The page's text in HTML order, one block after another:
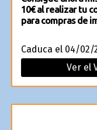
10€ al realizar tu
para compras de
Caduca el 04/02/
Ver el